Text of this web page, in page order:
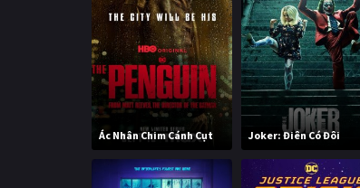
Ác Nhân Chim Cánh Cụt Joker: Điên Có Đôi